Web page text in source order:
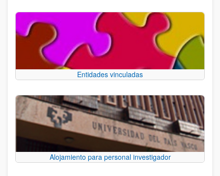
Entidades vinculadas
Alojamiento para personal investigador